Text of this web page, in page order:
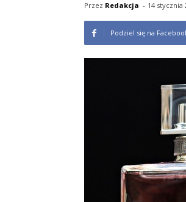
Przez Redakcja - 14 stycznia
Podziel się na